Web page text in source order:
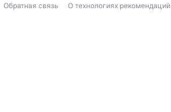
Обратная связь О технологиях рекомендаций